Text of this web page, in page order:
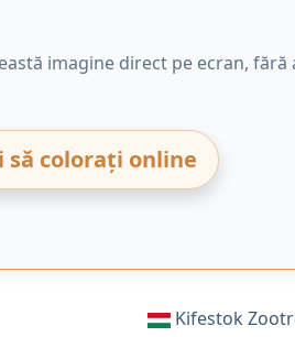
imagine direct pe ecran,
să colorați online
Kifestok